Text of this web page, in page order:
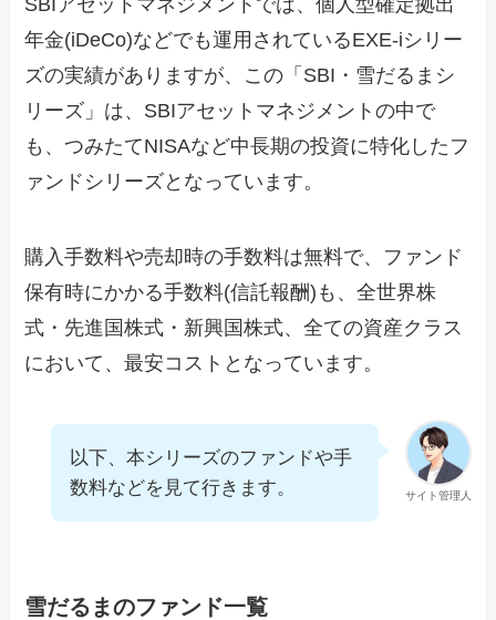
年金(iDeCo)などでも運用されているEXE-iシリー
ズの実績がありますが、この「SBI・雪だるまシ
リーズ」は、SBIアセットマネジメントの中で
も、つみたてNISAなど中長期の投資に特化したフ
ァンドシリーズとなっています。
購入手数料や売却時の手数料は無料で、ファンド
保有時にかかる手数料(信託報酬)も、全世界株
式・先進国株式・新興国株式、全ての資産クラス
において、最安コストとなっています。
サイト管理人
以下、本シリーズのファンドや手
数料などを見て行きます。
雪だるまのファンド一覧